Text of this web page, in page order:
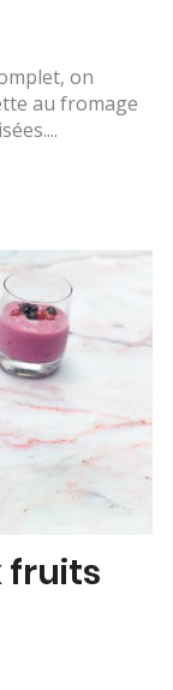
on
au fromage
fruits